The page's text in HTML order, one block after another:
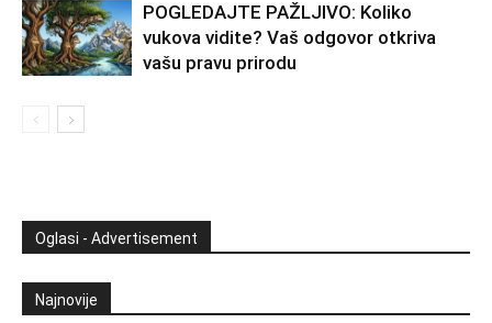
POGLEDAJTE PAŽLJIVO: Koliko
vukova vidite? Vaš odgovor otkriva
vašu pravu prirodu
Oglasi - Advertisement
Najnovije